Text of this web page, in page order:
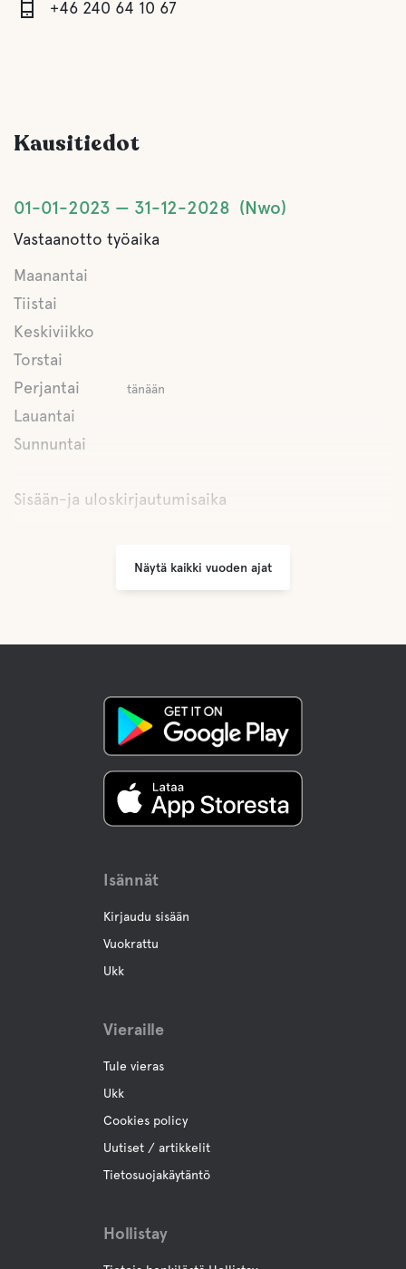
+46 240 64 10 67
Kausitiedot
01-01-2023 31-12-2028 Nwo
Vastaanotto työaika
Maanantai
Tiistai
Keskiviikko
Torstai
Perjantai
tänään
Lauantai
Sunnuntai
Sisään-ja uloskirjautumisaika
Näytä kaikki vuoden ajat
Isännät
Kirjaudu sisään
Vuokrattu
Ukk
Vieraille
Tule vieras
Ukk
Cookies policy
Uutiset / artikkelit
Tietosuojakäytäntö
Hollistay